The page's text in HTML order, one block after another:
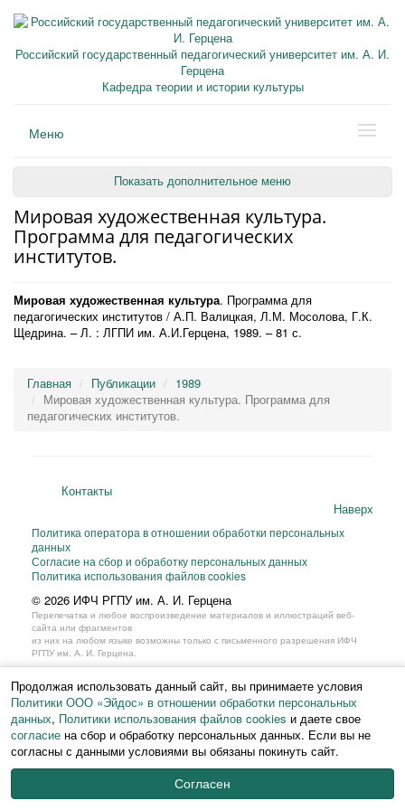
Российский государственный педагогический университет им. А. И.
Герцена
Кафедра теории и истории культуры
Меню
Показать дополнительное меню
Мировая художественная культура.
Программа для педагогических
институтов.
Мировая художественная культура. Программа для
педагогических институтов / А.П. Валицкая, Л.М. Мосолова, Г.К.
Щедрина. – Л. : ЛГПИ им. А.И.Герцена, 1989. – 81 с.
Главная Публикации
1989
Мировая художественная культура. Программа для
педагогических институтов.
Контакты
Наверх
Политика оператора в отношении обработки персональных
данных
Согласие на сбор и обработку персональных данных
Политика использования файлов cookies
© 2026 ИФЧ РГПУ им. А. И. Герцена
Перепечатка и любое воспроизведение материалов и иллюстраций веб-
сайта или фрагментов
из них на любом языке возможны только с письменного разрешения ИФЧ
РГПУ им. А. И. Герцена.
Продолжая использовать данный сайт, вы принимаете условия
Политики ООО «Эйдос» в отношении обработки персональных
данных, Политики использования файлов cookies и даете свое
согласие на сбор и обработку персональных данных. Если вы не
согласны с данными условиями вы обязаны покинуть сайт.
Согласен